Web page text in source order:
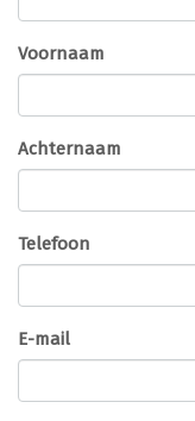
Voornaam
Achternaam
Telefoon
E-mail